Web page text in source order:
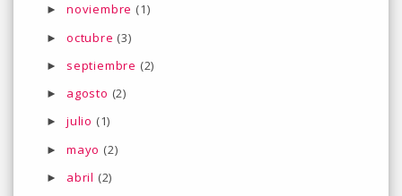
► noviembre (1)
► octubre (3)
► septiembre (2)
► agosto (2)
► julio (1)
► mayo (2)
► abril (2)